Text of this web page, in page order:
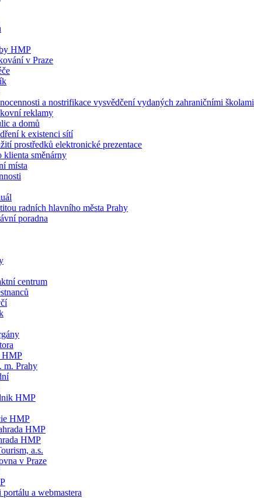
HMP
v Praze
a nostrifikace vysvědčení vydaných zahraničními školami
reklamy
a domů
k existenci sítí
prostředků elektronické prezentace
klienta směnárny
místa
radních hlavního města Prahy
poradna
centrum
HMP
m. Prahy
HMP
HMP
HMP
HMP
a.s.
v Praze
a webmastera